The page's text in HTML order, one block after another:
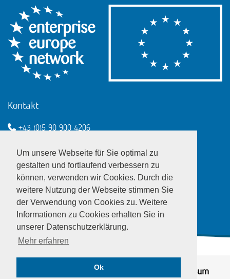
Um unsere Webseite für Sie optimal zu
gestalten und fortlaufend verbessern zu
können, verwenden wir Cookies. Durch die
weitere Nutzung der Webseite stimmen Sie
der Verwendung von Cookies zu. Weitere
Informationen zu Cookies erhalten Sie in
unserer Datenschutzerklärung.
Mehr erfahren
Ok
Kontakt
+43 (0)5 90 900 4206
Enterprise Europe Network - EU
LinkedInTwitterYoutubeFacebook
© EEN Austria 2026 Impressum